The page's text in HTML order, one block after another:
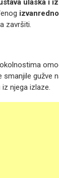
ulaska i
završiti.
gužve
njega izlaze.